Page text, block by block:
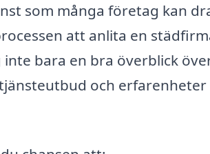
som många företag kan
att anlita en
bara en bra överblick
och